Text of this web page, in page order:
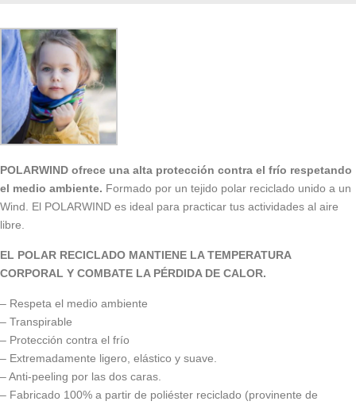
POLARWIND ofrece una alta protección contra el frío respetando
el medio ambiente. Formado por un tejido polar reciclado unido a un
Wind. El POLARWIND es ideal para practicar tus actividades al aire
libre.
EL POLAR RECICLADO MANTIENE LA TEMPERATURA
CORPORAL Y COMBATE LA PÉRDIDA DE CALOR.
– Respeta el medio ambiente
– Transpirable
– Protección contra el frío
– Extremadamente ligero, elástico y suave.
– Anti-peeling por las dos caras.
– Fabricado 100% a partir de poliéster reciclado (provinente de